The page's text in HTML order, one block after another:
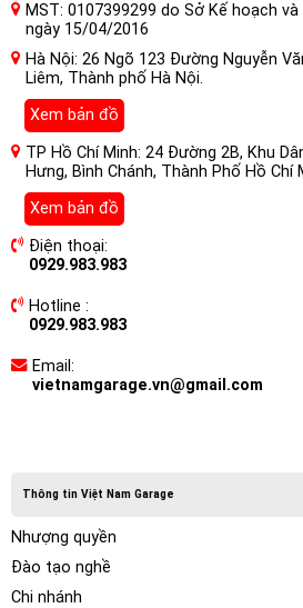
MST: 0107399299 do Sở Kế hoạch
ngày 15/04/2016
Hà Nội: 26 Ngõ 123 Đường Nguyễn
Liêm, Thành phố Hà Nội.
Xem bản đồ
TP Hồ Chí Minh: 24 Đường 2B, Khu
Hưng, Bình Chánh, Thành Phố Hồ Chí
Xem bản đồ
Điện thoại:
0929.983.983
Hotline :
0929.983.983
Email:
vietnamgarage.vn@gmail.com
Thông tin Việt Nam Garage
Nhượng quyền
Đào tạo nghề
Chi nhánh